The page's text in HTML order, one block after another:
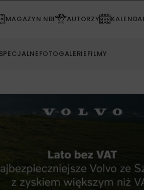
MAGAZYN NBI AUTORZY
FOTOGALERIEFILMY